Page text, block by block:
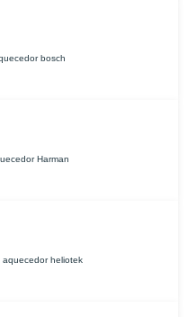
bosch
Harman
heliotek